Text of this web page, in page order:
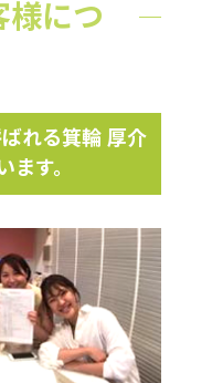
様につ
れる箕輪 厚介
ます。